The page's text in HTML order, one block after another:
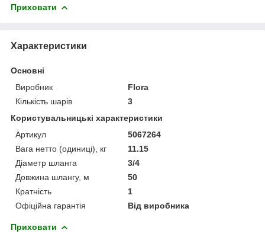
Приховати
Характеристики
Основні
Виробник
Flora
Кількість шарів
3
Користувальницькі характеристики
Артикул
5067264
Вага нетто (одиниці), кг
11.15
Діаметр шланга
3/4
Довжина шлангу, м
50
Кратність
1
Офіційна гарантія
Від виробника
Приховати